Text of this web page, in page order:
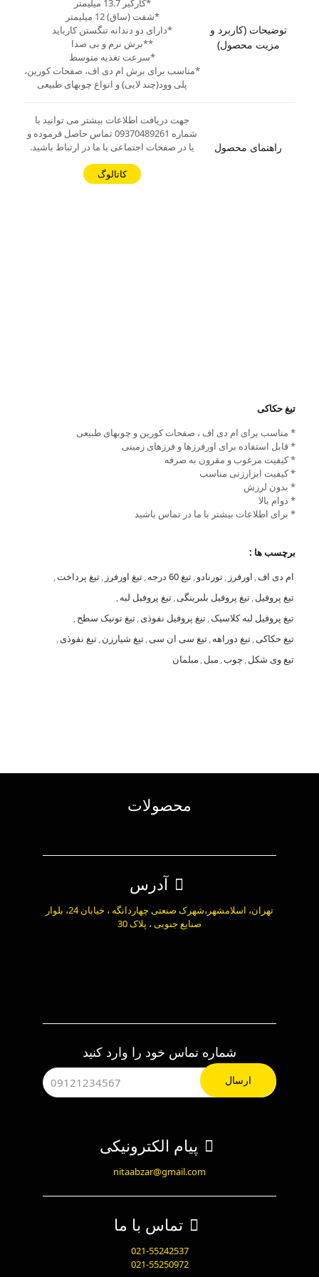
توضیحات (کاربرد و
مزیت محصول)
*کارگیر 13.7 میلیمتر
*شفت (ساق) 12 میلیمتر
*دارای دو دندانه تنگستن کارباید
**برش نرم و بی صدا
*سرعت تغذیه متوسط
*مناسب برای برش ام دی اف، صفحات کورین،
پلی وود(چند لایی) و انواع چوبهای طبیعی
راهنمای محصول
جهت دریافت اطلاعات بیشتر می توانید با
شماره 09370489261 تماس حاصل فرموده و
یا در صفحات اجتماعی با ما در ارتباط باشید.
کاتالوگ
تیغ حکاکی
* مناسب برای ام دی اف ، صفحات کورین و چوبهای طبیعی
* قابل استفاده برای اورفرزها و فرزهای زمینی
* کیفیت مرغوب و مقرون به صرفه
* کیفیت ابزارزنی مناسب
* بدون لرزش
* دوام بالا
* برای اطلاعات بیشتر با ما در تماس باشید
برچسب ها :
ام دی اف, اورفرز ,تورنادو,تیغ 60 درجه ,تیغ اورفرز ,تیغ پرداخت,
تیغ پروفیل,تیغ پروفیل بلبرینگی,تیغ پروفیل لبه,
تیغ پروفیل لبه کلاسیک,تیغ پروفیل نفوذی,تیغ تونیک سطح,
تیغ حکاکی,تیغ دوراهه,تیغ سی ان سی,تیغ شیارزن,تیغ نفوذی,
تیغ وی شکل, چوب, مبل, مبلمان
محصولات
آدرس
تهران، اسلامشهر،شهرک صنعتی چهاردانگه ، خیابان 24، بلوار
صنایع جنوبی ، پلاک 30
شماره تماس خود را وارد کنید
پیام الکترونیکی
nitaabzar@gmail.com
تماس با ما
021-55242537
021-55250972